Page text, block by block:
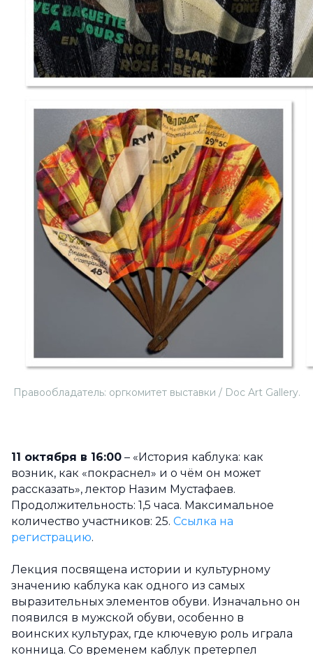
Правообладатель: оргкомитет выставки / Doc Art Gallery.
11 октября в 16:00 – «История каблука: как
возник, как «покраснел» и о чём он может
рассказать», лектор Назим Мустафаев.
Продолжительность: 1,5 часа. Максимальное
количество участников: 25. Ссылка на
регистрацию.
Лекция посвящена истории и культурному
значению каблука как одного из самых
выразительных элементов обуви. Изначально он
появился в мужской обуви, особенно в
воинских культурах, где ключевую роль играла
конница. Со временем каблук претерпел